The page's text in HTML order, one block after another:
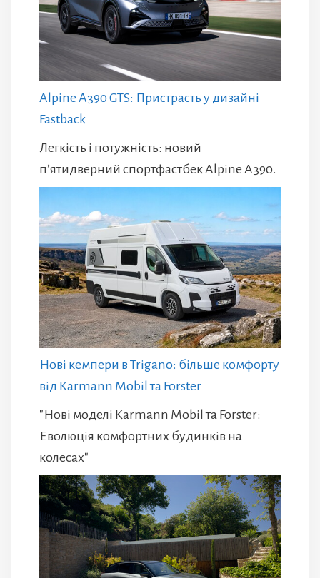
Alpine A390 GTS: Пристрасть у дизайні
Fastback
Легкість і потужність: новий
п’ятидверний спортфастбек Alpine A390.
Нові кемпери в Trigano: більше комфорту
від Karmann Mobil та Forster
"Нові моделі Karmann Mobil та Forster:
Еволюція комфортних будинків на
колесах"